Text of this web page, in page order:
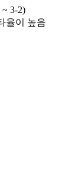
3-2)
율이 높음